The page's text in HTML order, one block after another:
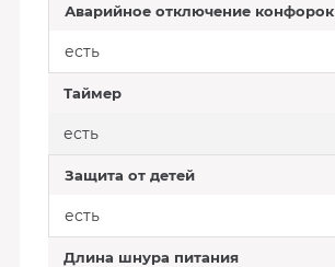
Аварийное отключение конфорок
есть
Таймер
есть
Защита от детей
есть
Длина шнура питания